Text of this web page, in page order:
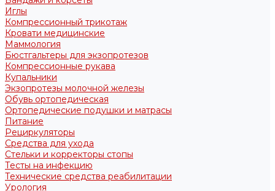
Иглы
Компрессионный трикотаж
Кровати медицинские
Маммология
Бюстгальтеры для экзопротезов
Компрессионные рукава
Купальники
Экзопротезы молочной железы
Обувь ортопедическая
Ортопедические подушки и матрасы
Питание
Рециркуляторы
Средства для ухода
Стельки и корректоры стопы
Тесты на инфекцию
Технические средства реабилитации
Урология